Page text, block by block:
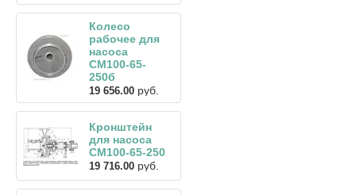
Колесо
рабочее для
насоса
СМ100-65-
250б
19 656.00 руб.
Кронштейн
для насоса
СМ100-65-250
19 716.00 руб.